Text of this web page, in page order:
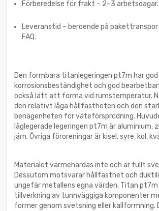
Förberedelse för frakt – 2–3 arbetsdagar.
Leveranstid – beroende på
FAQ.
Den formbara titanlegeringen pt7m har god
korrosionsbeständighet och god
också lätt att forma vid rumstemperatur.
den relativt låga hållfastheten och den
benägenheten för väteförsprödning.
låglegerade legeringen pt7m är aluminium,
järn. Övriga föroreningar är kisel, syre, kol,
Materialet värmehärdas inte och är fullt
Dessutom motsvarar hållfasthet och
ungefär metallens egna värden. Titan
tillverkning av tunnväggiga komponenter
former genom svetsning eller kallformning.